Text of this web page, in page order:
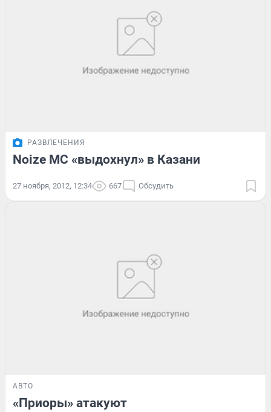
РАЗВЛЕЧЕНИЯ
Noize MC «выдохнул» в Казани
27 ноября, 2012, 12:34 667 Обсудить
АВТО
«Приоры» атакуют